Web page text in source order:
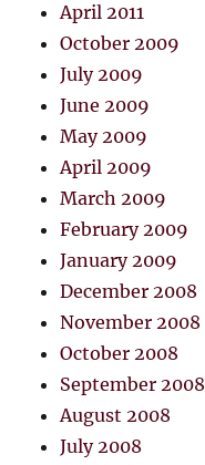
April 2011
October 2009
July 2009
June 2009
May 2009
April 2009
March 2009
February 2009
January 2009
December 2008
November 2008
October 2008
September 2008
August 2008
July 2008